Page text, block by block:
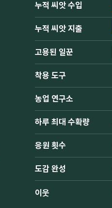
누적 씨앗 수입
누적 씨앗 지출
고용된 일꾼
착용 도구
농업 연구소
하루 최대 수확량
응원 횟수
도감 완성
이웃